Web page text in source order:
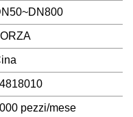
pezzi/mese